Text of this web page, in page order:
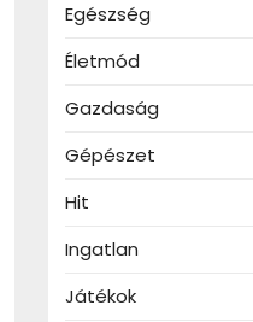
Egészség
Életmód
Gazdaság
Gépészet
Hit
Ingatlan
Játékok